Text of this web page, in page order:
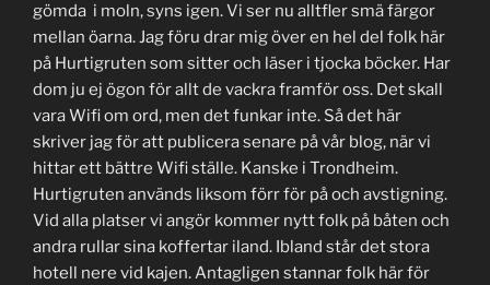
gömda i moln, syns igen. Vi ser nu alltfler smä färgor
mellan öarna. Jag föru drar mig över en hel del folk här
på Hurtigruten som sitter och läser i tjocka böcker. Har
dom ju ej ögon för allt de vackra framför oss. Det skall
vara Wifi om ord, men det funkar inte. Så det här
skriver jag för att publicera senare på vår blog, när vi
hittar ett bättre Wifi ställe. Kanske i Trondheim.
Hurtigruten används liksom förr för på och avstigning.
Vid alla platser vi angör kommer nytt folk på båten och
andra rullar sina koffertar iland. Ibland står det stora
hotell nere vid kajen. Antagligen stannar folk här för